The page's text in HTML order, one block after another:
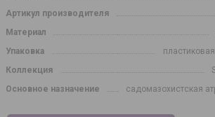
Артикул производителя
Материал
Упаковка
Коллекция
Основное назначение
садомазохистская